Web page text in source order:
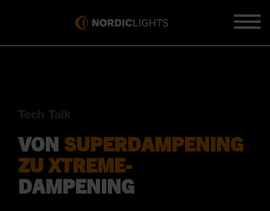
Tech Talk
VON SUPERDAMPENING
ZU XTREME-
DAMPENING